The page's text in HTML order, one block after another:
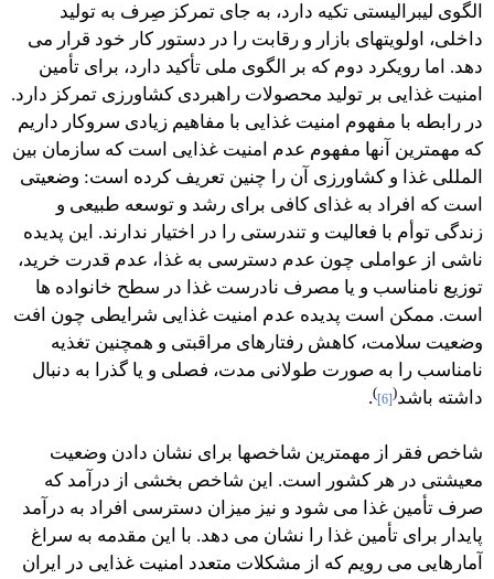
الگوی لیبرالیستی تکیه دارد، به جای تمرکز صِرف به تولید
داخلی، اولویتهای بازار و رقابت را در دستور کار خود قرار می
دهد. اما رویکرد دوم که بر الگوی ملی تأکید دارد، برای تأمین
امنیت غذایی بر تولید محصولات راهبردی کشاورزی تمرکز دارد.
در رابطه با مفهوم امنیت غذایی با مفاهیم زیادی سروکار داریم
که مهمترین آنها مفهوم عدم امنیت غذایی است که سازمان بین
المللی غذا و کشاورزی آن را چنین تعریف کرده است: وضعیتی
است که افراد به غذای کافی برای رشد و توسعه طبیعی و
زندگی توأم با فعالیت و تندرستی را در اختیار ندارند. این پدیده
ناشی از عواملی چون عدم دسترسی به غذا، عدم قدرت خرید،
توزیع نامناسب و یا مصرف نادرست غذا در سطح خانواده ها
است. ممکن است پدیده عدم امنیت غذایی شرایطی چون افت
وضعیت سلامت، کاهش رفتارهای مراقبتی و همچنین تغذیه
نامناسب را به صورت طولانی مدت، فصلی و یا گذرا به دنبال
داشته باشد(
[6]
)
.
شاخص فقر از مهمترین شاخصها برای نشان دادن وضعیت
معیشتی در هر کشور است. این شاخص بخشی از درآمد که
صرف تأمین غذا می شود و نیز میزان دسترسی افراد به درآمد
پایدار برای تأمین غذا را نشان می دهد. با این مقدمه به سراغ
آمارهایی می رویم که از مشکلات متعدد امنیت غذایی در ایران